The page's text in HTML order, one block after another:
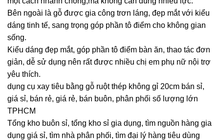
Bên ngoài là gỗ được gia công trơn láng, đẹp mắt với kiểu
dáng tinh tế, sang trọng góp phần tô điểm cho không gian
sống.
Kiểu dáng đẹp mắt, góp phần tô điểm bàn ăn, thao tác đơn
giản, dễ sử dụng nên rất được nhiều chị em phụ nữ nội trợ
yêu thích.
dụng cụ xay tiêu bằng gỗ ruột thép không gỉ 20cm bán sỉ,
giá sỉ, bán rẻ, giá rẻ, bán buôn, phân phối số lượng lớn
TPHCM
Tổng kho buôn sỉ, tổng kho sỉ gia dụng, tìm nguồn hàng gia
dụng giá sỉ, tìm nhà phân phối, tìm đại lý hàng tiêu dùng